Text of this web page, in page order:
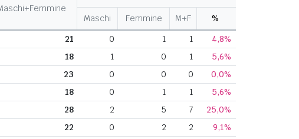
Maschi Femmine M+F
%
21 0 1 1
4,8%
18 1 0 1
5,6%
23 0 0 0
0,0%
18 0 1 1
5,6%
28 2 5 7
25,0%
22 0 2 2
9,1%